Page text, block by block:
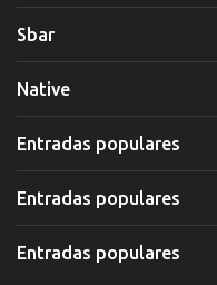
Sbar
Native
Entradas populares
Entradas populares
Entradas populares